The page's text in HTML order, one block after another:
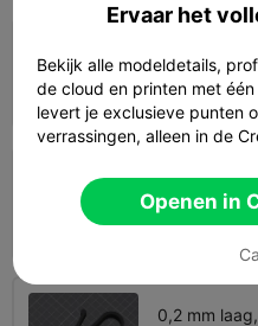
0,2 mm
 45m
0,2 mm
0,2 mm
Ervaar het
Bekijk alle modeldetails,
de cloud en printen met
levert je exclusieve punten
verrassingen, alleen in de
Openen in